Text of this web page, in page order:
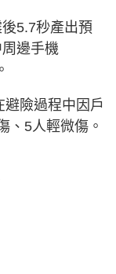
5.7秒產出預
邊手機
險過程中因戶
、5人輕微傷。